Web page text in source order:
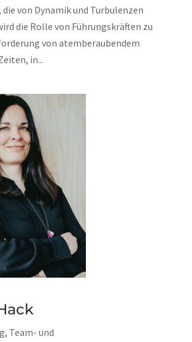
von Dynamik und Turbulenzen
die Rolle von Führungskräften zu
von atemberaubendem
in...
Team- und